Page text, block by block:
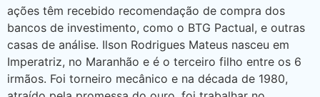
ações têm recebido recomendação de compra dos
bancos de investimento, como o BTG Pactual, e outras
casas de análise. Ilson Rodrigues Mateus nasceu em
Imperatriz, no Maranhão e é o terceiro filho entre os 6
irmãos. Foi torneiro mecânico e na década de 1980,